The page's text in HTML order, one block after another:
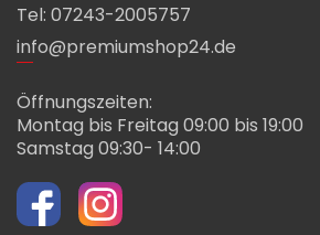
Tel: 07243-2005757
info@premiumshop24.de
Öffnungszeiten:
Montag bis Freitag 09:00 bis 19:00
Samstag 09:30- 14:00